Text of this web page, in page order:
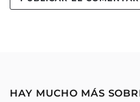
HAY MUCHO MÁS